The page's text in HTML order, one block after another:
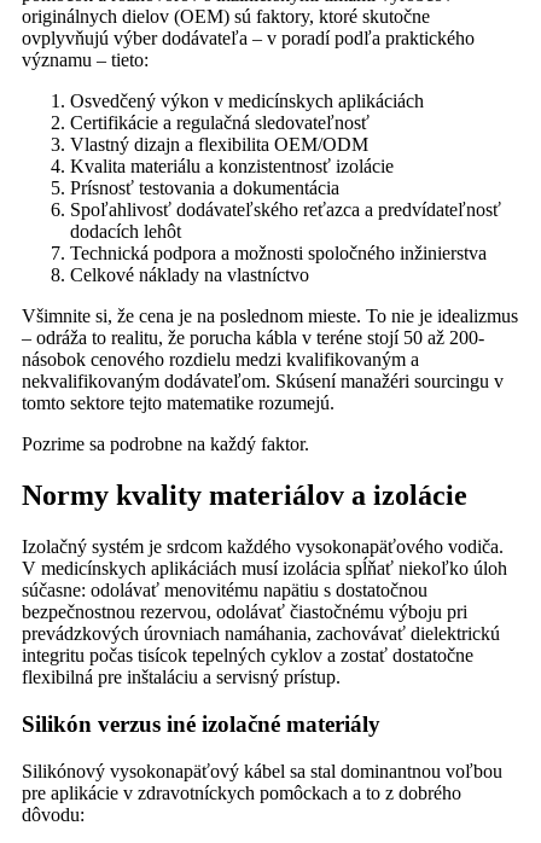
originálnych dielov (OEM) sú faktory, ktoré skutočne
ovplyvňujú výber dodávateľa – v poradí podľa praktického
významu – tieto:
Osvedčený výkon v medicínskych aplikáciách
Certifikácie a regulačná sledovateľnosť
Vlastný dizajn a flexibilita OEM/ODM
Kvalita materiálu a konzistentnosť izolácie
Prísnosť testovania a dokumentácia
Spoľahlivosť dodávateľského reťazca a predvídateľnosť
dodacích lehôt
Technická podpora a možnosti spoločného inžinierstva
Celkové náklady na vlastníctvo
Všimnite si, že cena je na poslednom mieste. To nie je idealizmus
– odráža to realitu, že porucha kábla v teréne stojí 50 až 200-
násobok cenového rozdielu medzi kvalifikovaným a
nekvalifikovaným dodávateľom. Skúsení manažéri sourcingu v
tomto sektore tejto matematike rozumejú.
Pozrime sa podrobne na každý faktor.
Normy kvality materiálov a izolácie
Izolačný systém je srdcom každého vysokonapäťového vodiča.
V medicínskych aplikáciách musí izolácia spĺňať niekoľko úloh
súčasne: odolávať menovitému napätiu s dostatočnou
bezpečnostnou rezervou, odolávať čiastočnému výboju pri
prevádzkových úrovniach namáhania, zachovávať dielektrickú
integritu počas tisícok tepelných cyklov a zostať dostatočne
flexibilná pre inštaláciu a servisný prístup.
Silikón verzus iné izolačné materiály
Silikónový vysokonapäťový kábel sa stal dominantnou voľbou
pre aplikácie v zdravotníckych pomôckach a to z dobrého
dôvodu: